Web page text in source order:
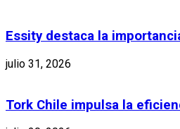
Essity destaca la
julio 31, 2026
Tork Chile impulsa la